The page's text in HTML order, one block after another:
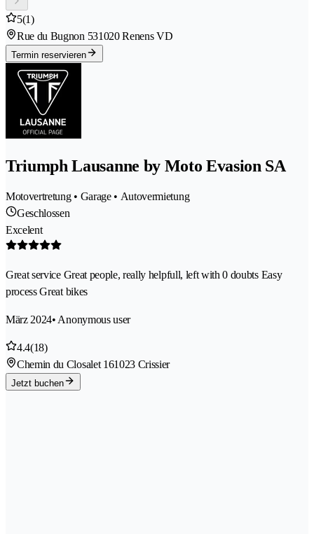
5(1)
Rue du Bugnon 531020 Renens VD
Termin reservieren
Triumph Lausanne by Moto Evasion SA
Motovertretung • Garage • Autovermietung
Geschlossen
Excelent
Great service Great people, really helpfull, left with 0 doubts Easy
process Great bikes
März 2024• Anonymous user
4.4(18)
Chemin du Closalet 161023 Crissier
Jetzt buchen